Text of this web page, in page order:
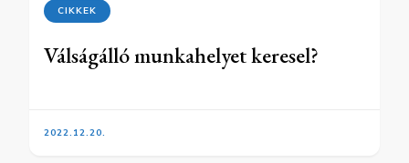
CIKKEK
Válságálló munkahelyet keresel?
2022.12.20.